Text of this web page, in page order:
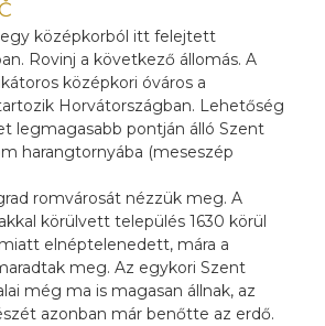
középkorból itt felejtett
Rovinj a következő állomás. A
középkori óváros a
Horvátországban. Lehetőség
legmagasabb pontján álló Szent
harangtornyába (meseszép
romvárosát nézzük meg. A
körülvett település 1630 körül
elnéptelenedett, mára a
meg. Az egykori Szent
még ma is magasan állnak, az
azonban már benőtte az erdő.